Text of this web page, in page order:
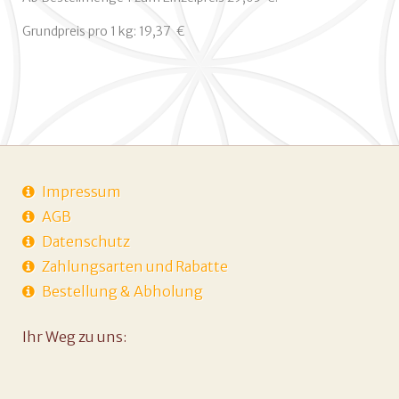
Grundpreis pro 1 kg: 19,37  €
Impressum
AGB
Datenschutz
Zahlungsarten und Rabatte
Bestellung & Abholung
Ihr Weg zu uns: